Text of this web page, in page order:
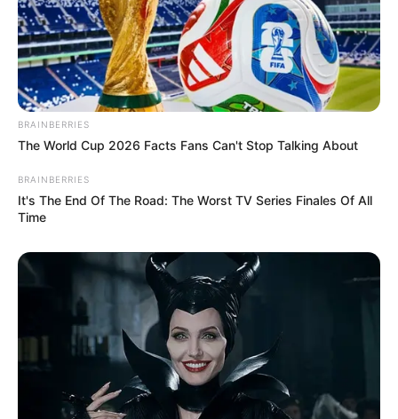
BRAINBERRIES
The World Cup 2026 Facts Fans Can't Stop Talking About
BRAINBERRIES
It's The End Of The Road: The Worst TV Series Finales Of All
Time